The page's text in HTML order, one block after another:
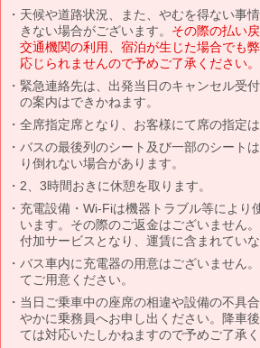
天候や道路状況、また、やむを得ない事
きない場合がございます。 その際の払い
交通機関の利用、宿泊が生じた場合でも
応じられませんので予めご了承ください。
緊急連絡先は、出発当日のキャンセル受
の案内はできかねます。
全席指定席となり、お客様にて席の指定は
バスの最後列のシート及び一部のシート
り倒れない場合があります。
2、3時間おきに休憩を取ります。
充電設備・Wi-Fiは機器トラブル等により
います。その際のご返金はございません
付加サービスとなり、運賃に含まれていな
バス車内に充電器の用意はございません
てご用意ください。
当日ご乗車中の座席の相違や設備の不具
やかに乗務員へお申し出ください。降車
ては対応いたしかねますので予めご了承く